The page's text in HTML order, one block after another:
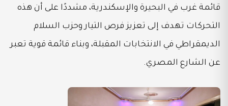
قائمة غرب في البحيرة والإسكندرية، مشددًا على أن هذه
التحركات تهدف إلى تعزيز فرص التيار وحزب السلام
الديمقراطي في الانتخابات المقبلة، وبناء قائمة قوية تعبر
عن الشارع المصري.